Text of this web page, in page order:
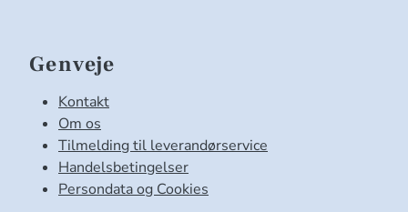
Genveje
Kontakt
Om os
Tilmelding til leverandørservice
Handelsbetingelser
Persondata og Cookies